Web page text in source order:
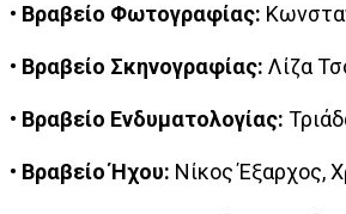
• Βραβείο Φωτογραφίας:
• Βραβείο Σκηνογραφίας: Λίζα
• Βραβείο Ενδυματολογίας:
• Βραβείο Ήχου: Νίκος Έξαρχος,